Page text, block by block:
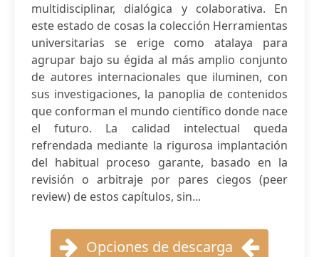
multidisciplinar, dialógica y colaborativa. En
este estado de cosas la colección Herramientas
universitarias se erige como atalaya para
agrupar bajo su égida al más amplio conjunto
de autores internacionales que iluminen, con
sus investigaciones, la panoplia de contenidos
que conforman el mundo científico donde nace
el futuro. La calidad intelectual queda
refrendada mediante la rigurosa implantación
del habitual proceso garante, basado en la
revisión o arbitraje por pares ciegos (peer
review) de estos capítulos, sin...
Opciones de descarga